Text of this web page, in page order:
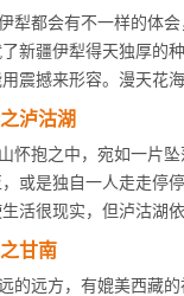
犁都会有不一样的体
新疆伊犁得天独厚的
震撼来形容。漫天花
泸沽湖
怀抱之中，宛如一片
或是独自一人走走停
活很现实，但泸沽湖
甘南
的远方，有媲美西藏